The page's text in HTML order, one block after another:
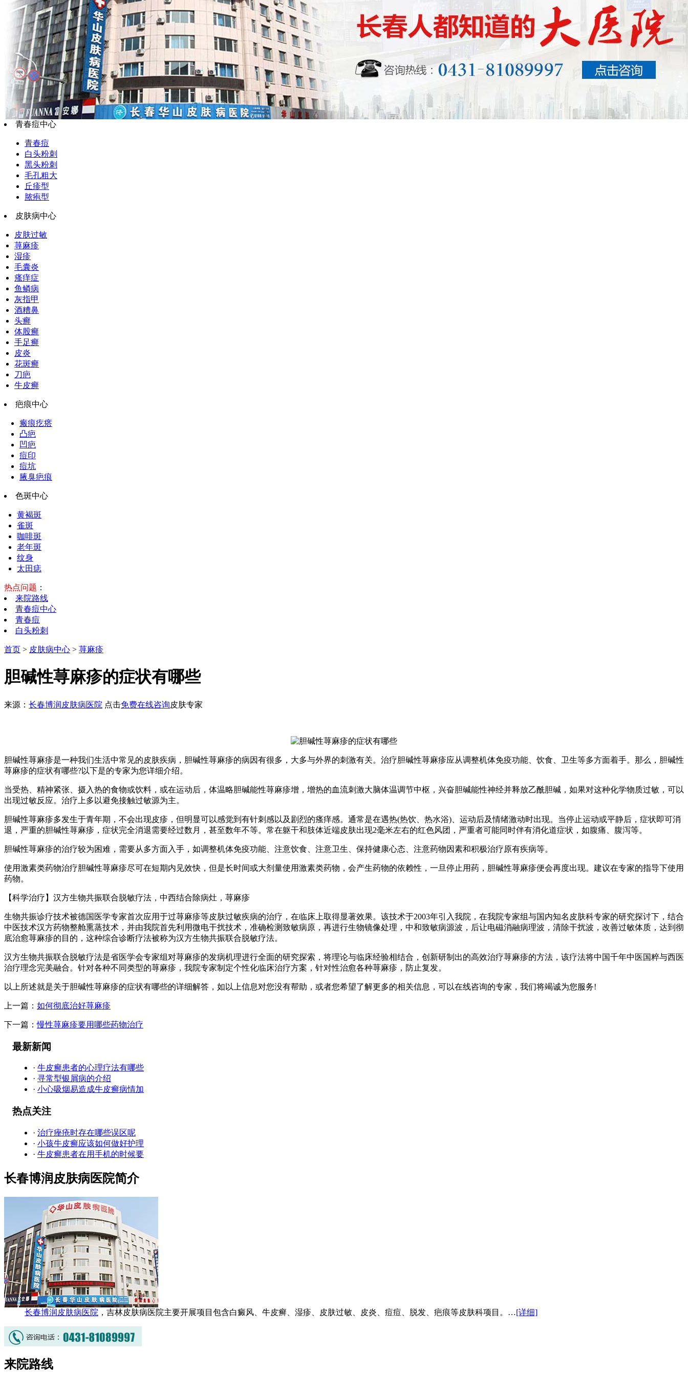
青春痘中心
青春痘
白头粉刺
黑头粉刺
毛孔粗大
丘疹型
脓疱型
皮肤病中心
皮肤过敏
荨麻疹
湿疹
毛囊炎
瘙痒症
鱼鳞病
灰指甲
酒糟鼻
头癣
体股癣
手足癣
皮炎
花斑癣
刀疤
牛皮癣
疤痕中心
瘢痕疙瘩
凸疤
凹疤
痘印
痘坑
腋臭疤痕
色斑中心
黄褐斑
雀斑
咖啡斑
老年斑
纹身
太田痣
热点问题 ：
来院路线
青春痘中心
青春痘
白头粉刺
首页 > 皮肤病中心 > 荨麻疹
胆碱性荨麻疹的症状有哪些
来源： 长春博润皮肤病医院 点击免费在线咨询皮肤专家
胆碱性荨麻疹是一种我们生活中常见的皮肤疾病，胆碱性荨麻疹的病因有很多，大多与外界的刺激有关。治疗胆碱性荨麻疹应从调整机体免疫功能、饮食、卫生等多方面着手。那么，胆碱性
荨麻疹的症状有哪些?以下是的专家为您详细介绍。
当受热、精神紧张、摄入热的食物或饮料，或在运动后，体温略胆碱能性荨麻疹增，增热的血流刺激大脑体温调节中枢，兴奋胆碱能性神经并释放乙酰胆碱，如果对这种化学物质过敏，可以
出现过敏反应。治疗上多以避免接触过敏源为主。
胆碱性荨麻疹多发生于青年期，不会出现皮疹，但明显可以感觉到有针刺感以及剧烈的瘙痒感。通常是在遇热(热饮、热水浴)、运动后及情绪激动时出现。当停止运动或平静后，症状即可消
退，严重的胆碱性荨麻疹，症状完全消退需要经过数月，甚至数年不等。常在躯干和肢体近端皮肤出现2毫米左右的红色风团，严重者可能同时伴有消化道症状，如腹痛、腹泻等。
胆碱性荨麻疹的治疗较为困难，需要从多方面入手，如调整机体免疫功能、注意饮食、注意卫生、保持健康心态、注意药物因素和积极治疗原有疾病等。
使用激素类药物治疗胆碱性荨麻疹尽可在短期内见效快，但是长时间或大剂量使用激素类药物，会产生药物的依赖性，一旦停止用药，胆碱性荨麻疹便会再度出现。建议在专家的指导下使用
药物。
【科学治疗】汉方生物共振联合脱敏疗法，中西结合除病灶，荨麻疹
生物共振诊疗技术被德国医学专家首次应用于过荨麻疹等皮肤过敏疾病的治疗，在临床上取得显著效果。该技术于2003年引入我院，在我院专家组与国内知名皮肤科专家的研究探讨下，结合
中医技术汉方药物整舱熏蒸技术，并由我院首先利用微电干扰技术，准确检测致敏病原，再进行生物镜像处理，中和致敏病源波，后让电磁消融病理波，清除干扰波，改善过敏体质，达到彻
底治愈荨麻疹的目的，这种综合诊断疗法被称为汉方生物共振联合脱敏疗法。
汉方生物共振联合脱敏疗法是省医学会专家组对荨麻疹的发病机理进行全面的研究探索，将理论与临床经验相结合，创新研制出的高效治疗荨麻疹的方法，该疗法将中国千年中医国粹与西医
治疗理念完美融合。针对各种不同类型的荨麻疹，我院专家制定个性化临床治疗方案，针对性治愈各种荨麻疹，防止复发。
以上所述就是关于胆碱性荨麻疹的症状有哪些的详细解答，如以上信息对您没有帮助，或者您希望了解更多的相关信息，可以在线咨询的专家，我们将竭诚为您服务!
上一篇： 如何彻底治好荨麻疹
下一篇：慢性荨麻疹要用哪些药物治疗
最新新闻
· 牛皮癣患者的心理疗法有哪些
· 寻常型银屑病的介绍
· 小心吸烟易造成牛皮癣病情加
热点关注
· 治疗痤疮时存在哪些误区呢
· 小孩牛皮癣应该如何做好护理
· 牛皮癣患者在用手机的时候要
长春博润皮肤病医院简介
长春博润皮肤病医院 ，吉林皮肤病医院主要开展项目包含白癜风、牛皮癣、湿疹、皮肤过敏、皮炎、痘痘、脱发、疤痕等皮肤科项目。…[详细]
来院路线